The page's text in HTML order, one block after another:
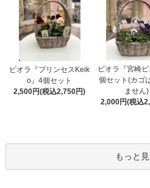
ビオラ『プリンセスKeik
o』4個セット
2,500円(税込2,750円)
ビオラ『宮崎
個セット(カゴ
ません)
2,000円(税込
もっと